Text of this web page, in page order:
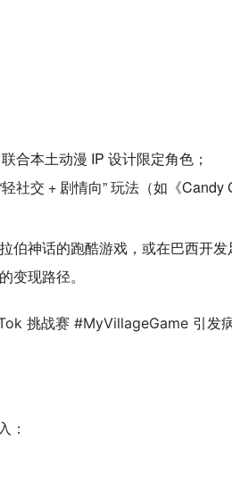
合本土动漫 IP 设计限定角色；
社交 + 剧情向” 玩法（如《Candy
伯神话的跑酷游戏，或在巴西开
变现路径。
挑战赛 #MyVillageGame 引发
：